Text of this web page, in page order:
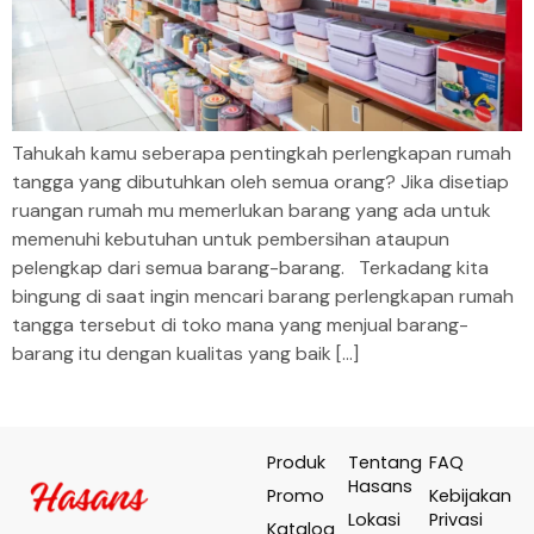
Tahukah kamu seberapa pentingkah perlengkapan rumah
tangga yang dibutuhkan oleh semua orang? Jika disetiap
ruangan rumah mu memerlukan barang yang ada untuk
memenuhi kebutuhan untuk pembersihan ataupun
pelengkap dari semua barang-barang. Terkadang kita
bingung di saat ingin mencari barang perlengkapan rumah
tangga tersebut di toko mana yang menjual barang-
barang itu dengan kualitas yang baik […]
Produk
Promo
Tentang
Hasans
Lokasi
FAQ
Kebijakan
Privasi